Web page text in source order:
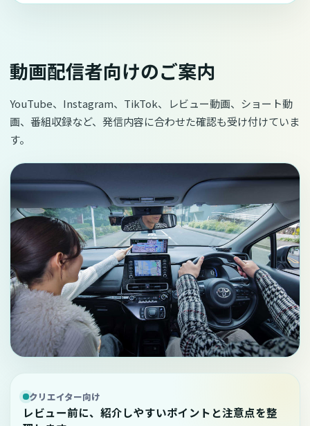
動画配信者向けのご案内
YouTube、Instagram、TikTok、レビュー動画、ショート動
画、番組収録など、発信内容に合わせた確認も受け付けていま
す。
クリエイター向け
レビュー前に、紹介しやすいポイントと注意点を整